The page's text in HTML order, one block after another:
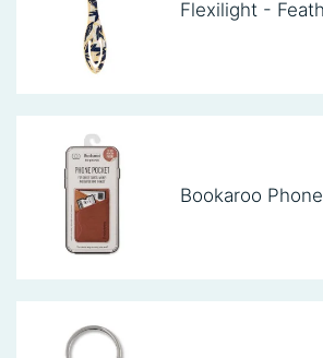
Flexilight -